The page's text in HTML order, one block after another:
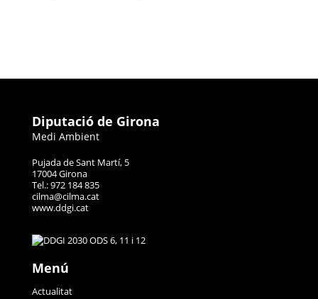
Diputació de Girona
Medi Ambient
Pujada de Sant Martí, 5
17004 Girona
Tel.: 972 184 835
cilma@cilma.cat
www.ddgi.cat
Menú
Actualitat